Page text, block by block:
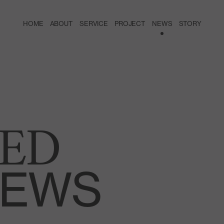
HOME ABOUT SERVICE PROJECT NEWS STORY